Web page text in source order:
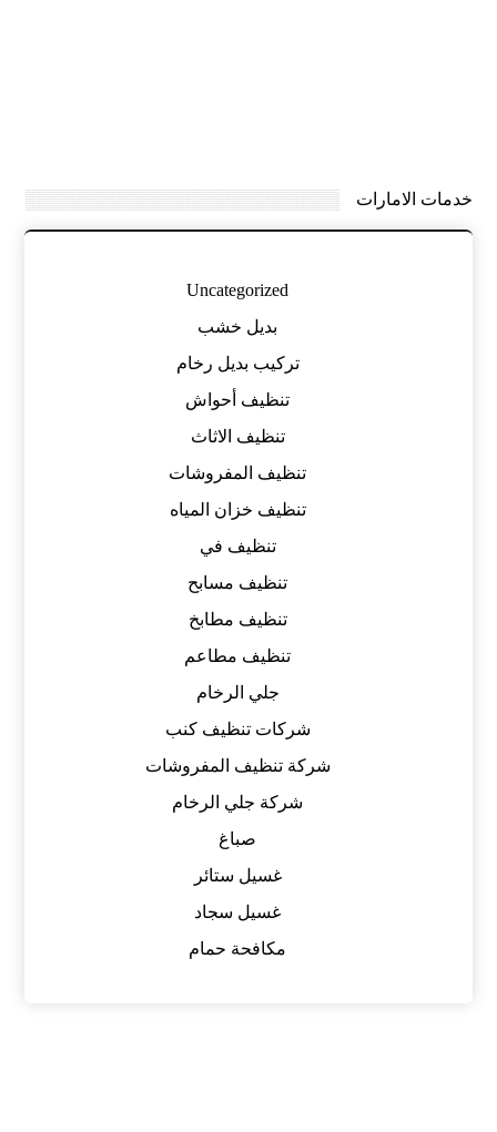
خدمات الامارات
Uncategorized
بديل خشب
تركيب بديل رخام
تنظيف أحواش
تنظيف الاثاث
تنظيف المفروشات
تنظيف خزان المياه
تنظيف في
تنظيف مسابح
تنظيف مطابخ
تنظيف مطاعم
جلي الرخام
شركات تنظيف كنب
شركة تنظيف المفروشات
شركة جلي الرخام
صباغ
غسيل ستائر
غسيل سجاد
مكافحة حمام